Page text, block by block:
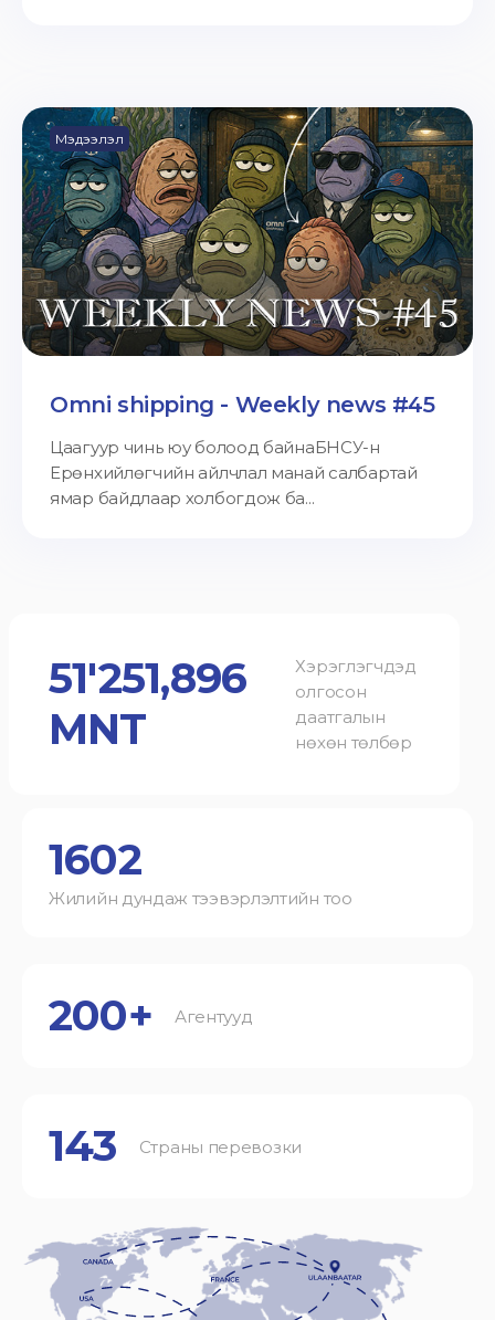
Мэдээлэл
Omni shipping - Weekly news #45
Цаагуур чинь юу болоод байнаБНСУ-н
Ерөнхийлөгчийн айлчлал манай салбартай
ямар байдлаар холбогдож ба...
51'251,896
MNT
Хэрэглэгчдэд
олгосон
даатгалын
нөхөн төлбөр
1602
Жилийн дундаж тээвэрлэлтийн тоо
200+ Агентууд
143 Страны перевозки